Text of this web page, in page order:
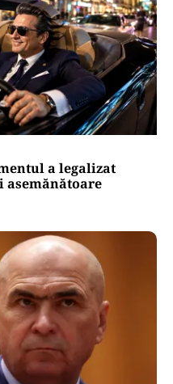
a legalizat
asemănătoare